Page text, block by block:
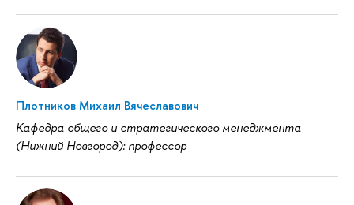
Плотников Михаил Вячеславович
Кафедра общего и стратегического менеджмента
(Нижний Новгород): профессор